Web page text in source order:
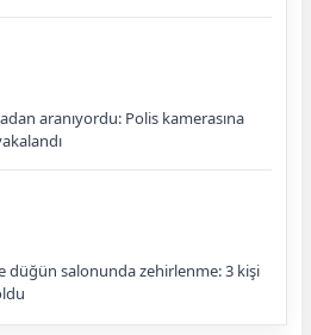
aranıyordu: Polis kamerasına
düğün salonunda zehirlenme: 3 kişi